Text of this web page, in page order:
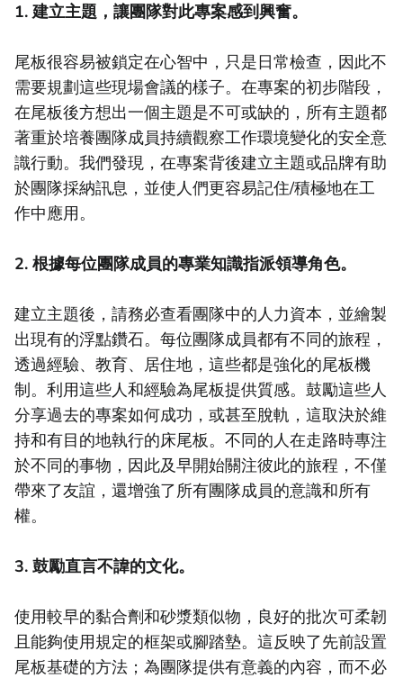
1. 建立主題，讓團隊對此專案感到興奮。
尾板很容易被鎖定在心智中，只是日常檢查，因此不
需要規劃這些現場會議的樣子。在專案的初步階段，
在尾板後方想出一個主題是不可或缺的，所有主題都
著重於培養團隊成員持續觀察工作環境變化的安全意
識行動。我們發現，在專案背後建立主題或品牌有助
於團隊採納訊息，並使人們更容易記住/積極地在工
作中應用。
2. 根據每位團隊成員的專業知識指派領導角色。
建立主題後，請務必查看團隊中的人力資本，並繪製
出現有的浮點鑽石。每位團隊成員都有不同的旅程，
透過經驗、教育、居住地，這些都是強化的尾板機
制。利用這些人和經驗為尾板提供質感。鼓勵這些人
分享過去的專案如何成功，或甚至脫軌，這取決於維
持和有目的地執行的床尾板。不同的人在走路時專注
於不同的事物，因此及早開始關注彼此的旅程，不僅
帶來了友誼，還增強了所有團隊成員的意識和所有
權。
3. 鼓勵直言不諱的文化。
使用較早的黏合劑和砂漿類似物，良好的批次可柔韌
且能夠使用規定的框架或腳踏墊。這反映了先前設置
尾板基礎的方法；為團隊提供有意義的內容，而不必